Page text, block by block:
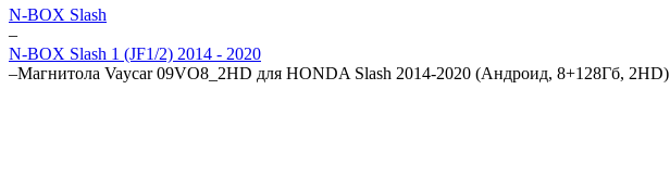
N-BOX Slash
–
N-BOX Slash 1 (JF1/2) 2014 - 2020
–Магнитола Vaycar 09VO8_2HD для HONDA Slash 2014-2020 (Андроид, 8+128Гб, 2HD)